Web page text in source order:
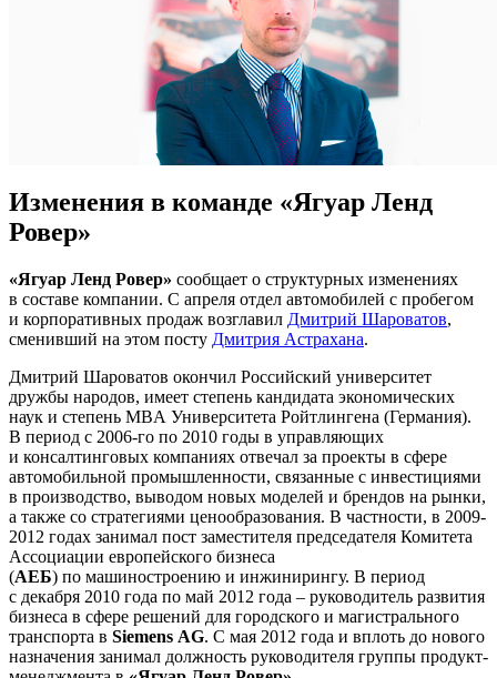
Изменения в команде «Ягуар Ленд
Ровер»
«Ягуар Ленд Ровер» сообщает о структурных изменениях
в составе компании. С апреля отдел автомобилей с пробегом
и корпоративных продаж возглавил Дмитрий Шароватов,
сменивший на этом посту Дмитрия Астрахана.
Дмитрий Шароватов окончил Российский университет
дружбы народов, имеет степень кандидата экономических
наук и степень MBA Университета Ройтлингена (Германия).
В период с 2006-го по 2010 годы в управляющих
и консалтинговых компаниях отвечал за проекты в сфере
автомобильной промышленности, связанные с инвестициями
в производство, выводом новых моделей и брендов на рынки,
а также со стратегиями ценообразования. В частности, в 2009-
2012 годах занимал пост заместителя председателя Комитета
Ассоциации европейского бизнеса
(АЕБ) по машиностроению и инжинирингу. В период
с декабря 2010 года по май 2012 года – руководитель развития
бизнеса в сфере решений для городского и магистрального
транспорта в Siemens AG. С мая 2012 года и вплоть до нового
назначения занимал должность руководителя группы продукт-